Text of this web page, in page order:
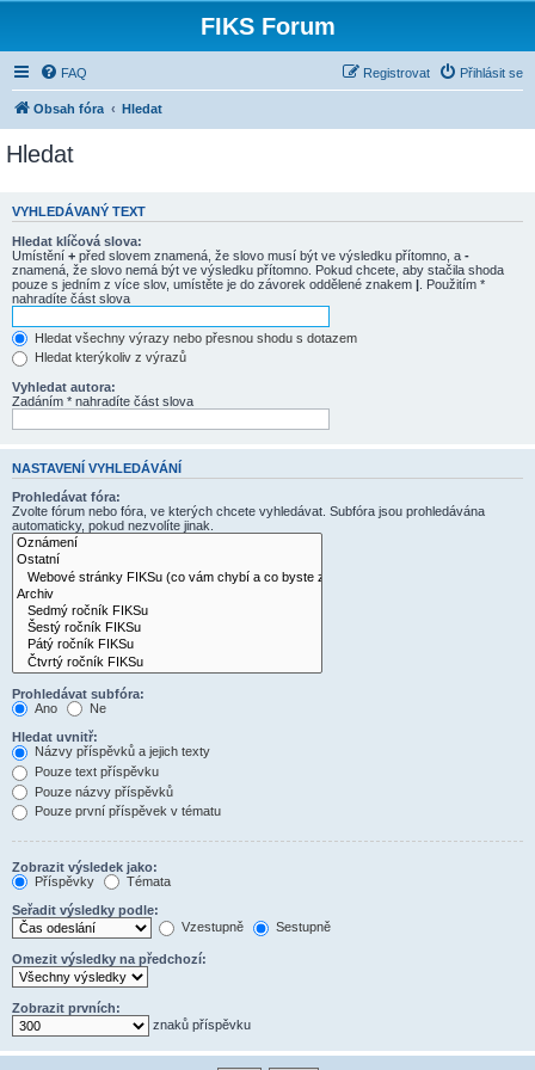
FIKS Forum
FAQ Přihlásit se
Registrovat
Obsah fóra Hledat
Hledat
VYHLEDÁVANÝ TEXT
Hledat klíčová slova:
Umístění + před slovem znamená, že slovo musí být ve výsledku přítomno, a -
znamená, že slovo nemá být ve výsledku přítomno. Pokud chcete, aby stačila shoda
pouze s jedním z více slov, umístěte je do závorek oddělené znakem | . Použitím *
nahradíte část slova
Hledat všechny výrazy nebo přesnou shodu s dotazem
Hledat kterýkoliv z výrazů
Vyhledat autora:
Zadáním * nahradíte část slova
NASTAVENÍ VYHLEDÁVÁNÍ
Prohledávat fóra:
Zvolte fórum nebo fóra, ve kterých chcete vyhledávat. Subfóra jsou prohledávána
automaticky, pokud nezvolíte jinak.
Prohledávat subfóra:
Ano
Ne
Hledat uvnitř:
Názvy příspěvků a jejich texty
Pouze text příspěvku
Pouze názvy příspěvků
Pouze první příspěvek v tématu
Zobrazit výsledek jako:
Příspěvky
Témata
Seřadit výsledky podle:
Vzestupně
Sestupně
Omezit výsledky na předchozí:
Zobrazit prvních:
znaků příspěvku